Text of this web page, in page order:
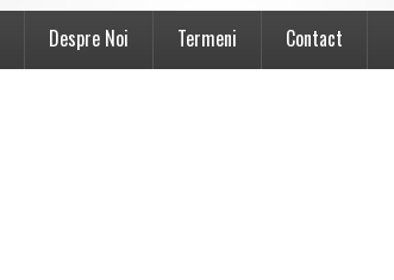
Despre Noi Termeni Contact